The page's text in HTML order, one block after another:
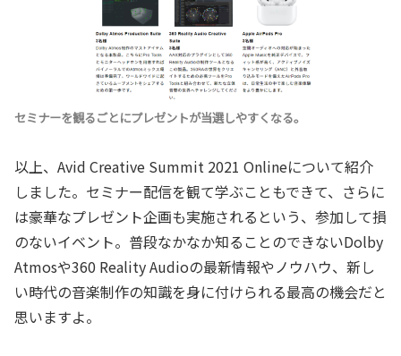
セミナーを観るごとにプレゼントが当選しやすくなる。
以上、Avid Creative Summit 2021 Onlineについて紹介
しました。セミナー配信を観て学ぶこともできて、さらに
は豪華なプレゼント企画も実施されるという、参加して損
のないイベント。普段なかなか知ることのできないDolby
Atmosや360 Reality Audioの最新情報やノウハウ、新し
い時代の音楽制作の知識を身に付けられる最高の機会だと
思いますよ。